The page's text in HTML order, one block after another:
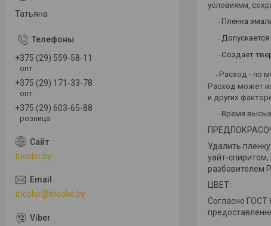
условиями,
- Пленка
-
- Создает
- Расход - по
Расход может
и других
- Время
Удалить
уайт-
разбавителем
ЦВЕТ:
Согласно ГОСТ
Татьяна
+375 (29) 559-58-11
опт
+375 (29) 171-33-78
опт
+375 (29) 603-65-88
розница
tricolor.by
tricolor@tricolor.by